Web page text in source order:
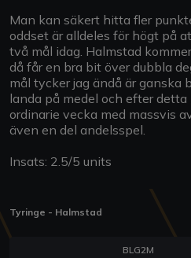
Man kan säkert hitta fler
oddset är alldeles för högt på
två mål idag. Halmstad
då får en bra bit över dubbla
mål tycker jag ändå är ganska
landa på medel och efter
ordinarie vecka med massvis
även en del andelsspel.
Insats: 2.5/5 units
Tyringe - Halmstad
BLG2M